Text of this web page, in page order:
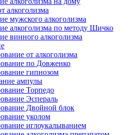
алкоголизма
мужского алкоголизма
алкоголизма по методу Шичко
винного алкоголизма
от алкоголизма
по Довженко
гипнозом
ампулы
Торпедо
Эспераль
Двойной блок
уколом
иглоукалыванием